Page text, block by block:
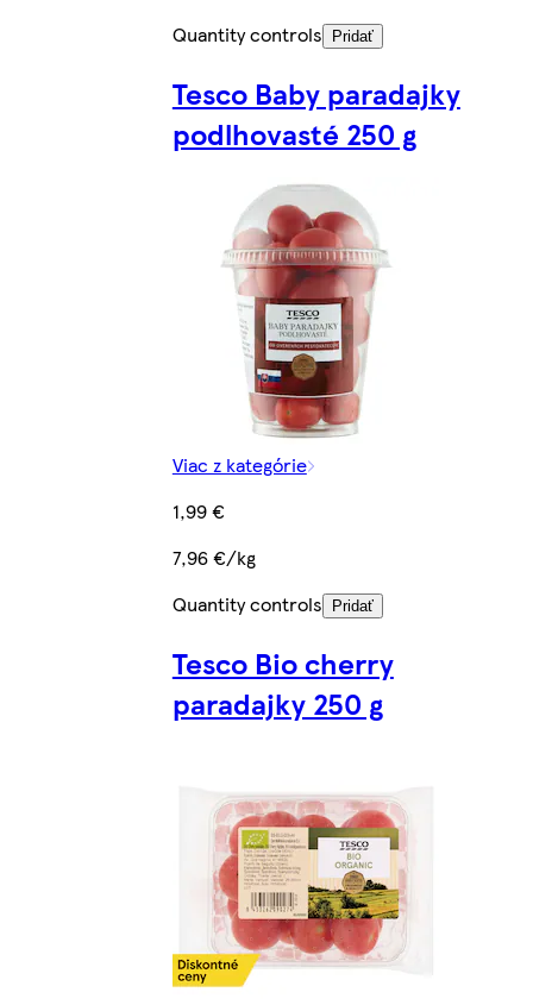
Quantity controls
Pridať
Tesco Baby paradajky
podlhovasté 250 g
Viac z kategórie
1,99 €
7,96 €/kg
Quantity controls
Pridať
Tesco Bio cherry
paradajky 250 g